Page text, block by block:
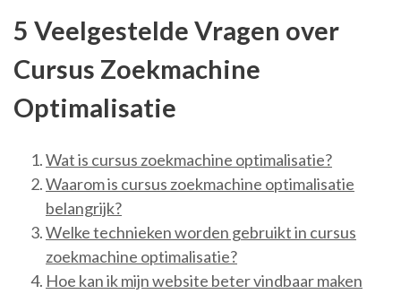
5 Veelgestelde Vragen over
Cursus Zoekmachine
Optimalisatie
Wat is cursus zoekmachine optimalisatie?
Waarom is cursus zoekmachine optimalisatie
belangrijk?
Welke technieken worden gebruikt in cursus
zoekmachine optimalisatie?
Hoe kan ik mijn website beter vindbaar maken